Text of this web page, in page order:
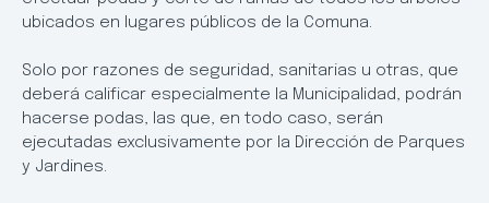
ubicados en lugares públicos de la Comuna.
Solo por razones de seguridad, sanitarias u otras, que
deberá calificar especialmente la Municipalidad, podrán
hacerse podas, las que, en todo caso, serán
ejecutadas exclusivamente por la Dirección de Parques
y Jardines.